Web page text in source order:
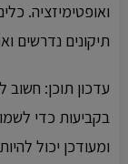
ואופטימיזציה.
תיקונים נדרשים
עדכון תוכן: חשוב
בקביעות כדי
ומעודכן יכול